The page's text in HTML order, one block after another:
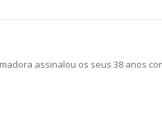
assinalou os seus 38 anos